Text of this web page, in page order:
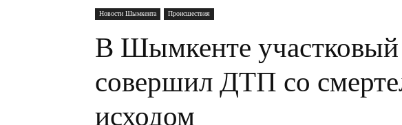
Новости Шымкента Происшествия
В Шымкенте участковый
совершил ДТП со
исходом